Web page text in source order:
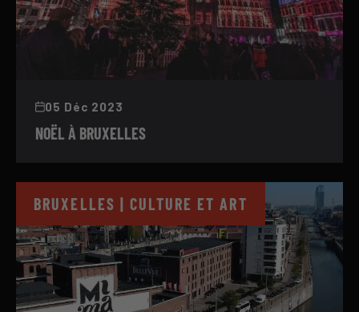
05 Déc 2023
NOËL À BRUXELLES
BRUXELLES | CULTURE ET ART